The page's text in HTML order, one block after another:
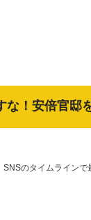
な！安倍官邸
のタイムラインで